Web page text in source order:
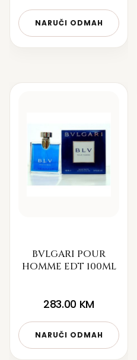
NARUČI ODMAH
BVLGARI POUR
HOMME EDT 100ML
283.00 KM
NARUČI ODMAH